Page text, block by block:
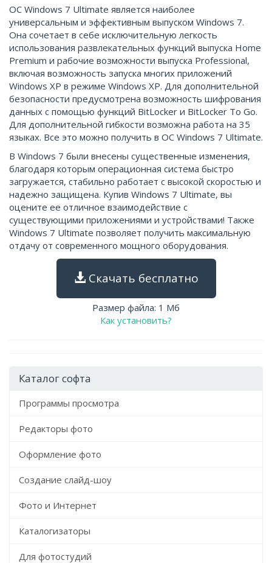
ОС Windows 7 Ultimate является наиболее
универсальным и эффективным выпуском Windows 7.
Она сочетает в себе исключительную легкость
использования развлекательных функций выпуска Home
Premium и рабочие возможности выпуска Professional,
включая возможность запуска многих приложений
Windows XP в режиме Windows XP. Для дополнительной
безопасности предусмотрена возможность шифрования
данных с помощью функций BitLocker и BitLocker To Go.
Для дополнительной гибкости возможна работа на 35
языках. Все это можно получить в ОС Windows 7 Ultimate.
В Windows 7 были внесены существенные изменения,
благодаря которым операционная система быстро
загружается, стабильно работает с высокой скоростью и
надежно защищена. Купив Windows 7 Ultimate, вы
оцените ее отличное взаимодействие с
существующими приложениями и устройствами! Также
Windows 7 Ultimate позволяет получить максимальную
отдачу от современного мощного оборудования.
Скачать бесплатно
Размер файла: 1 Мб
Как установить?
Каталог софта
Программы просмотра
Редакторы фото
Оформление фото
Создание слайд-шоу
Фото и Интернет
Каталогизаторы
Для фотостудий